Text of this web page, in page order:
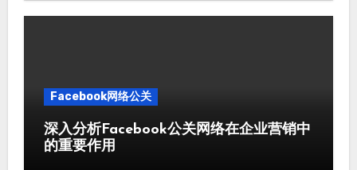
Facebook网络公关
深入分析Facebook公关网络在企业营销中
的重要作用